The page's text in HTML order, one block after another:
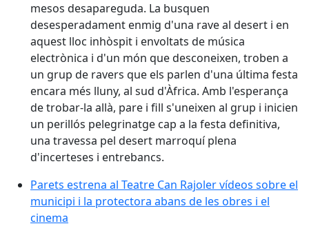
mesos desapareguda. La busquen
desesperadament enmig d'una rave al desert i en
aquest lloc inhòspit i envoltats de música
electrònica i d'un món que desconeixen, troben a
un grup de ravers que els parlen d'una última festa
encara més lluny, al sud d'Àfrica. Amb l'esperança
de trobar-la allà, pare i fill s'uneixen al grup i inicien
un perillós pelegrinatge cap a la festa definitiva,
una travessa pel desert marroquí plena
d'incerteses i entrebancs.
Parets estrena al Teatre Can Rajoler vídeos sobre
Parets estrena al Teatre Can Rajoler vídeos sobre el
municipi i la protectora abans de les obres i el
cinema